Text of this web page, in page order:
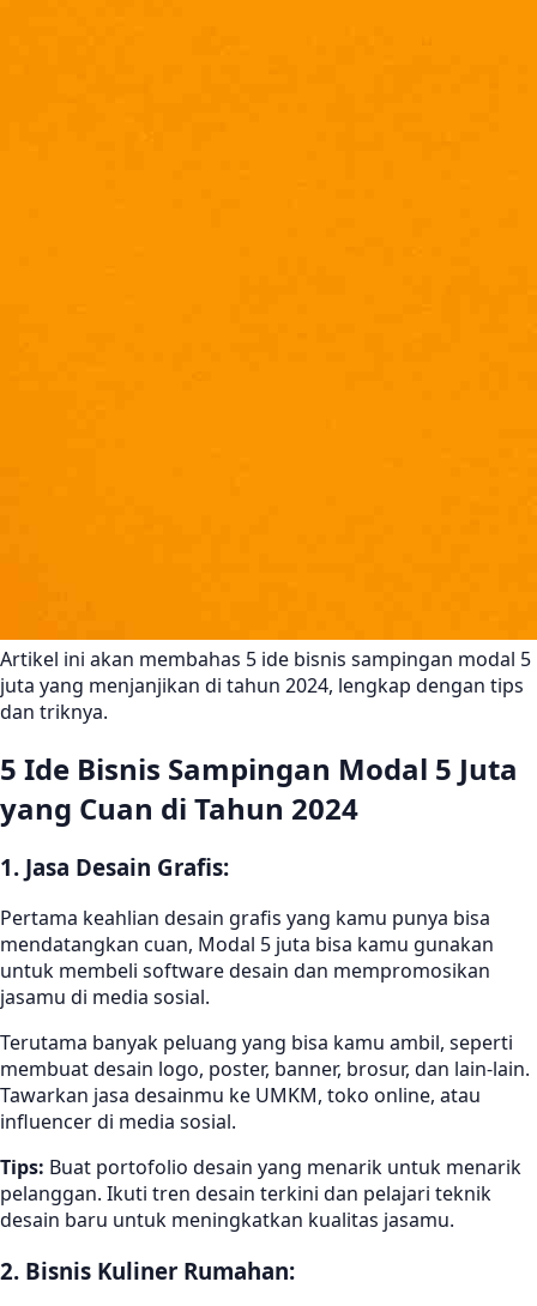
Artikel ini akan membahas 5 ide bisnis sampingan modal 5
juta yang menjanjikan di tahun 2024, lengkap dengan tips
dan triknya.
5 Ide Bisnis Sampingan Modal 5 Juta
yang Cuan di Tahun 2024
1. Jasa Desain Grafis:
Pertama keahlian desain grafis yang kamu punya bisa
mendatangkan cuan, Modal 5 juta bisa kamu gunakan
untuk membeli software desain dan mempromosikan
jasamu di media sosial.
Terutama banyak peluang yang bisa kamu ambil, seperti
membuat desain logo, poster, banner, brosur, dan lain-lain.
Tawarkan jasa desainmu ke UMKM, toko online, atau
influencer di media sosial.
Tips: Buat portofolio desain yang menarik untuk menarik
pelanggan. Ikuti tren desain terkini dan pelajari teknik
desain baru untuk meningkatkan kualitas jasamu.
2. Bisnis Kuliner Rumahan: